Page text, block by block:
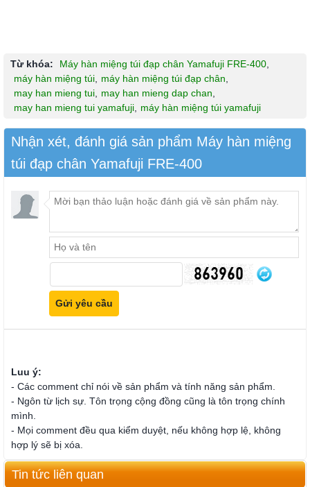
Từ khóa: Máy hàn miệng túi đạp chân Yamafuji FRE-400,
máy hàn miệng túi, máy hàn miệng túi đạp chân,
may han mieng tui, may han mieng dap chan,
may han mieng tui yamafuji, máy hàn miệng túi yamafuji
Nhận xét, đánh giá sản phẩm Máy hàn miệng
túi đạp chân Yamafuji FRE-400
Luu ý:
- Các comment chỉ nói về sản phẩm và tính năng sản phẩm.
- Ngôn từ lịch sự. Tôn trọng cộng đồng cũng là tôn trọng chính
mình.
- Mọi comment đều qua kiểm duyệt, nếu không hợp lệ, không
hợp lý sẽ bị xóa.
Tin tức liên quan